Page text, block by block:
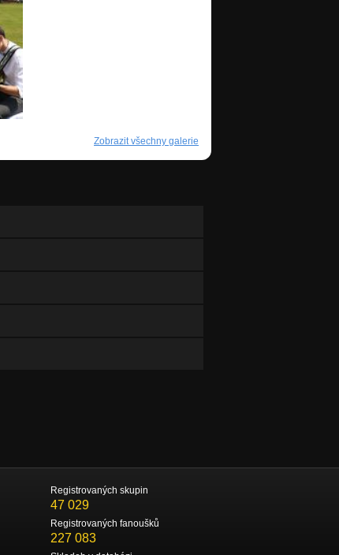
Zobrazit všechny galerie
Registrovaných skupin
47 029
Registrovaných fanoušků
227 083